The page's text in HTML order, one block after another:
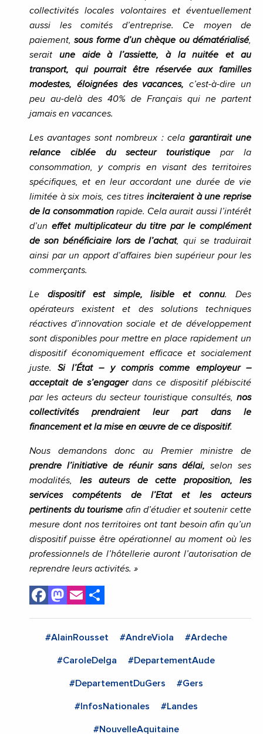
collectivités locales volontaires et éventuellement
aussi les comités d’entreprise. Ce moyen de
paiement,sous forme d’un chèque ou dématérialisé,
serait une aide à l’assiette, à la nuitée et au
transport, qui pourrait être réservée aux familles
modestes, éloignées des vacances, c’est-à-dire un
peu au-delà des 40% de Français qui ne partent
jamais en vacances.
Les avantages sont nombreux : cela garantirait une
relance ciblée du secteur touristique par la
consommation, y compris en visant des territoires
spécifiques, et en leur accordant une durée de vie
limitée à six mois, ces titres inciteraient à une reprise
de la consommationrapide. Cela aurait aussi l’intérêt
d’un effet multiplicateur du titre par le complément
de son bénéficiaire lors de l’achat, qui se traduirait
ainsi par un apport d’affaires bien supérieur pour les
commerçants.
Le dispositif est simple, lisible et connu. Des
opérateurs existent et des solutions techniques
réactives d’innovation sociale et de développement
sont disponibles pour mettre en place rapidement un
dispositif économiquement efficace et socialement
juste.Si l’État – y compris comme employeur –
acceptait de s’engagerdans ce dispositif plébiscité
par les acteurs du secteur touristique consultés, nos
collectivités prendraient leur part dans le
financement et la mise en œuvre de ce dispositif.
Nous demandons donc au Premier ministre de
prendre l’initiative de réunir sans délai, selon ses
modalités,
les auteurs de cette proposition, les
services compétents de l’Etat et les acteurs
pertinents du tourisme afin d’étudier et soutenir cette
mesure dont nos territoires ont tant besoin afin qu’un
dispositif puisse être opérationnel au moment où les
professionnels de l’hôtellerie auront l’autorisation de
reprendre leurs activités. »
Facebook
Mastodon
Email
#AlainRousset #AndreViola #Ardeche
#CaroleDelga #DepartementAude
#DepartementDuGers #Gers
#InfosNationales #Landes
#NouvelleAquitaine